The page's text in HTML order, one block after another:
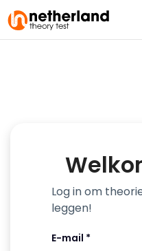
Log in om
leggen!
E-mail *